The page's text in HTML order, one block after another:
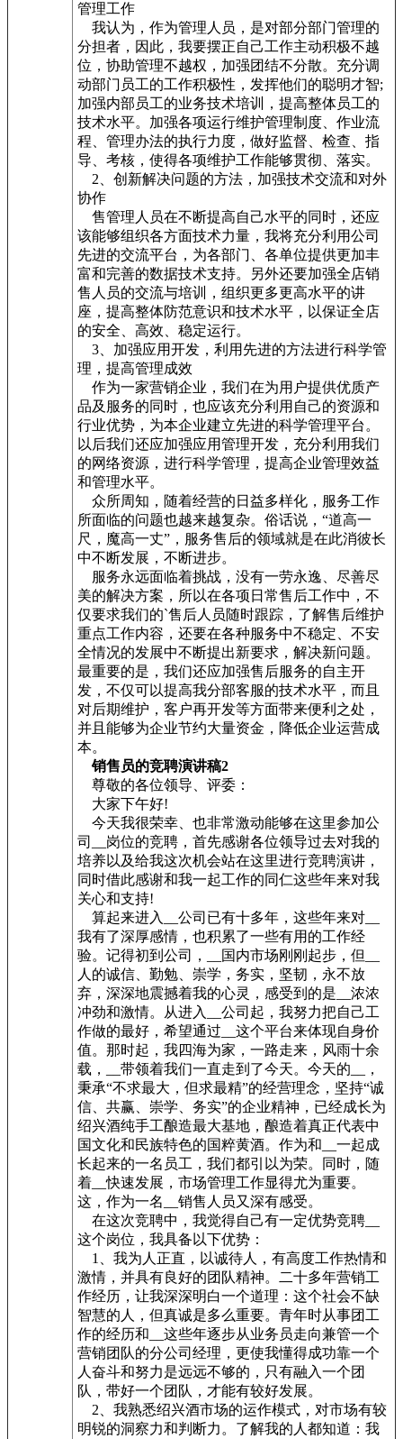
管理工作
我认为，作为管理人员，是对部分部门管理的
分担者，因此，我要摆正自己工作主动积极不越
位，协助管理不越权，加强团结不分散。充分调
动部门员工的工作积极性，发挥他们的聪明才智;
加强内部员工的业务技术培训，提高整体员工的
技术水平。加强各项运行维护管理制度、作业流
程、管理办法的执行力度，做好监督、检查、指
导、考核，使得各项维护工作能够贯彻、落实。
2、创新解决问题的方法，加强技术交流和对外
协作
售管理人员在不断提高自己水平的同时，还应
该能够组织各方面技术力量，我将充分利用公司
先进的交流平台，为各部门、各单位提供更加丰
富和完善的数据技术支持。另外还要加强全店销
售人员的交流与培训，组织更多更高水平的讲
座，提高整体防范意识和技术水平，以保证全店
的安全、高效、稳定运行。
3、加强应用开发，利用先进的方法进行科学管
理，提高管理成效
作为一家营销企业，我们在为用户提供优质产
品及服务的同时，也应该充分利用自己的资源和
行业优势，为本企业建立先进的科学管理平台。
以后我们还应加强应用管理开发，充分利用我们
的网络资源，进行科学管理，提高企业管理效益
和管理水平。
众所周知，随着经营的日益多样化，服务工作
所面临的问题也越来越复杂。俗话说，“道高一
尺，魔高一丈”，服务售后的领域就是在此消彼长
中不断发展，不断进步。
服务永远面临着挑战，没有一劳永逸、尽善尽
美的解决方案，所以在各项日常售后工作中，不
仅要求我们的`售后人员随时跟踪，了解售后维护
重点工作内容，还要在各种服务中不稳定、不安
全情况的发展中不断提出新要求，解决新问题。
最重要的是，我们还应加强售后服务的自主开
发，不仅可以提高我分部客服的技术水平，而且
对后期维护，客户再开发等方面带来便利之处，
并且能够为企业节约大量资金，降低企业运营成
本。
销售员的竞聘演讲稿2
尊敬的各位领导、评委：
大家下午好!
今天我很荣幸、也非常激动能够在这里参加公
司__岗位的竞聘，首先感谢各位领导过去对我的
培养以及给我这次机会站在这里进行竞聘演讲，
同时借此感谢和我一起工作的同仁这些年来对我
关心和支持!
算起来进入__公司已有十多年，这些年来对__
我有了深厚感情，也积累了一些有用的工作经
验。记得初到公司，__国内市场刚刚起步，但__
人的诚信、勤勉、崇学，务实，坚韧，永不放
弃，深深地震撼着我的心灵，感受到的是__浓浓
冲劲和激情。从进入__公司起，我努力把自己工
作做的最好，希望通过__这个平台来体现自身价
值。那时起，我四海为家，一路走来，风雨十余
载，__带领着我们一直走到了今天。今天的__，
秉承“不求最大，但求最精”的经营理念，坚持“诚
信、共赢、崇学、务实”的企业精神，已经成长为
绍兴酒纯手工酿造最大基地，酿造着真正代表中
国文化和民族特色的国粹黄酒。作为和__一起成
长起来的一名员工，我们都引以为荣。同时，随
着__快速发展，市场管理工作显得尤为重要。
这，作为一名__销售人员又深有感受。
在这次竞聘中，我觉得自己有一定优势竞聘__
这个岗位，我具备以下优势：
1、我为人正直，以诚待人，有高度工作热情和
激情，并具有良好的团队精神。二十多年营销工
作经历，让我深深明白一个道理：这个社会不缺
智慧的人，但真诚是多么重要。青年时从事团工
作的经历和__这些年逐步从业务员走向兼管一个
营销团队的分公司经理，更使我懂得成功靠一个
人奋斗和努力是远远不够的，只有融入一个团
队，带好一个团队，才能有较好发展。
2、我熟悉绍兴酒市场的运作模式，对市场有较
明锐的洞察力和判断力。了解我的人都知道：我